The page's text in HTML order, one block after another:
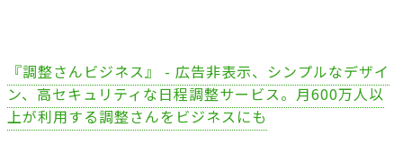
『調整さんビジネス』 - 広告非表示、シンプルなデザイ
ン、高セキュリティな日程調整サービス。月600万人以
上が利用する調整さんをビジネスにも